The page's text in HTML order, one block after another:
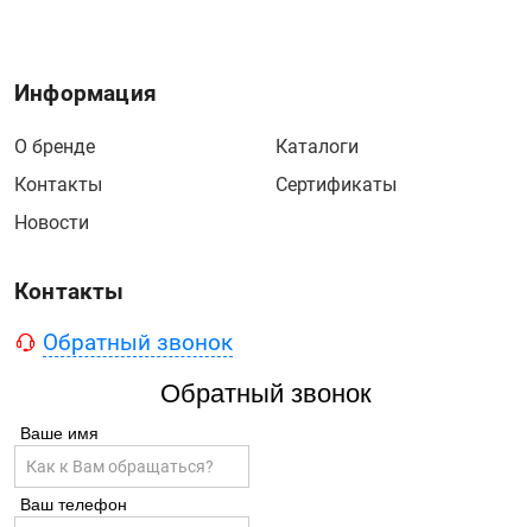
Информация
О бренде
Контакты
Новости
Каталоги
Сертификаты
Контакты
Обратный звонок
Обратный звонок
Ваше имя
Ваш телефон